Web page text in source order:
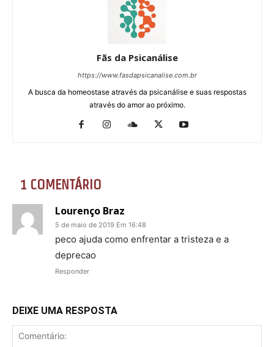
Fãs da Psicanálise
https://www.fasdapsicanalise.com.br
A busca da homeostase através da psicanálise e suas respostas
através do amor ao próximo.
1 COMENTÁRIO
Lourenço Braz
5 de maio de 2019 Em 16:48
peco ajuda como enfrentar a tristeza e a
deprecao
Responder
DEIXE UMA RESPOSTA